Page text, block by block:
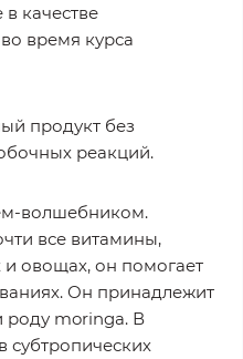
качестве
время курса
продукт без
реакций.
волшебником.
все витамины,
овощах, он помогает
Он принадлежит
роду moringa. В
субтропических